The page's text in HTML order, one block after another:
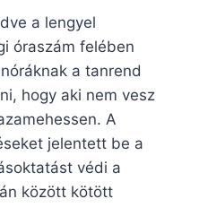
a lengyel
óraszám felében
a tanrend
hogy aki nem vesz
A
jelentett be a
védi a
között kötött